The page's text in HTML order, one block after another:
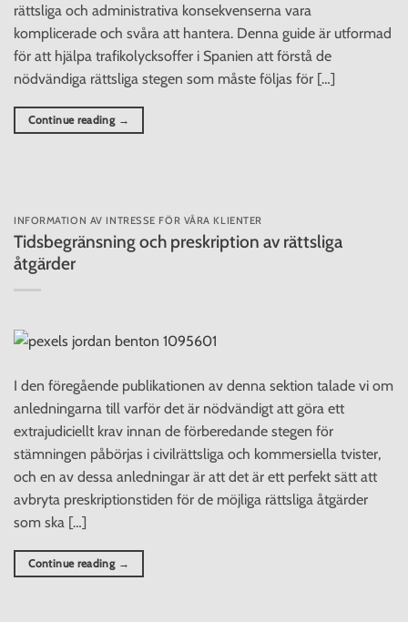
rättsliga och administrativa konsekvenserna vara
komplicerade och svåra att hantera. Denna guide är utformad
för att hjälpa trafikolycksoffer i Spanien att förstå de
nödvändiga rättsliga stegen som måste följas för […]
Continue reading →
INFORMATION AV INTRESSE FÖR VÅRA KLIENTER
Tidsbegränsning och preskription av rättsliga
åtgärder
I den föregående publikationen av denna sektion talade vi om
anledningarna till varför det är nödvändigt att göra ett
extrajudiciellt krav innan de förberedande stegen för
stämningen påbörjas i civilrättsliga och kommersiella tvister,
och en av dessa anledningar är att det är ett perfekt sätt att
avbryta preskriptionstiden för de möjliga rättsliga åtgärder
som ska […]
Continue reading →